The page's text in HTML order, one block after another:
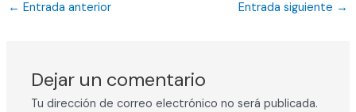
← Entrada anterior Entrada siguiente →
Dejar un comentario
Tu dirección de correo electrónico no será publicada.